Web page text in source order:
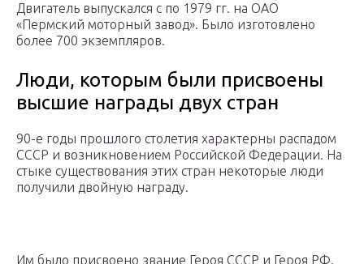
Двигатель выпускался с по 1979 гг. на ОАО
«Пермский моторный завод». Было изготовлено
более 700 экземпляров.
Люди, которым были присвоены
высшие награды двух стран
90-е годы прошлого столетия характерны распадом
СССР и возникновением Российской Федерации. На
стыке существования этих стран некоторые люди
получили двойную награду.
Им было присвоено звание Героя СССР и Героя РФ.